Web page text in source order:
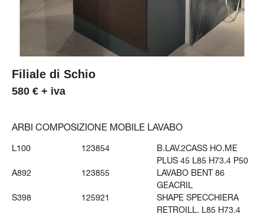
Filiale di Schio
580 € + iva
ARBI COMPOSIZIONE MOBILE LAVABO
L100 123854
B.LAV.2CASS HO.ME
PLUS 45 L85 H73.4 P50
A892
123855
LAVABO BENT 86
GEACRIL
S398
125921
SHAPE SPECCHIERA
RETROILL. L85 H73.4